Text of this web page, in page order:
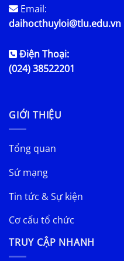
Email:
daihocthuyloi@tlu.edu.vn
Điện Thoại:
(024) 38522201
GIỚI THIỆU
Tổng quan
Sứ mạng
Tin tức & Sự kiện
Cơ cấu tổ chức
TRUY CẬP NHANH